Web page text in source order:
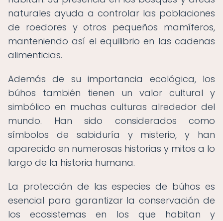
naturales ayuda a controlar las poblaciones
de roedores y otros pequeños mamíferos,
manteniendo así el equilibrio en las cadenas
alimenticias.
Además de su importancia ecológica, los
búhos también tienen un valor cultural y
simbólico en muchas culturas alrededor del
mundo. Han sido considerados como
símbolos de sabiduría y misterio, y han
aparecido en numerosas historias y mitos a lo
largo de la historia humana.
La protección de las especies de búhos es
esencial para garantizar la conservación de
los ecosistemas en los que habitan y